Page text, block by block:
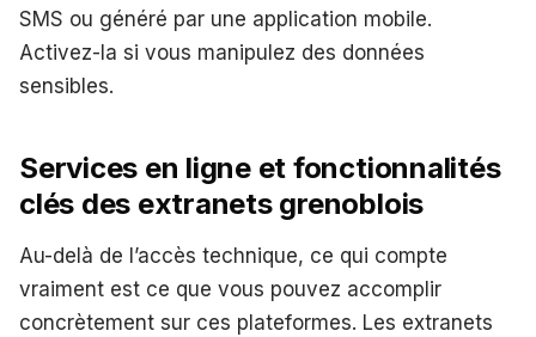
SMS ou généré par une application mobile.
Activez-la si vous manipulez des données
sensibles.
Services en ligne et fonctionnalités
clés des extranets grenoblois
Au-delà de l’accès technique, ce qui compte
vraiment est ce que vous pouvez accomplir
concrètement sur ces plateformes. Les extranets